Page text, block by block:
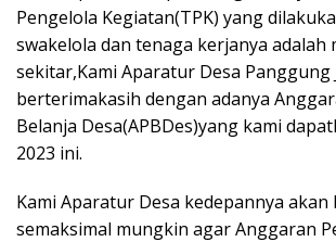
Pengelola Kegiatan(TPK) yang
swakelola dan tenaga kerjanya adalah
sekitar,Kami Aparatur Desa Panggung
berterimakasih dengan adanya
Belanja Desa(APBDes)yang kami
2023 ini.
Kami Aparatur Desa kedepannya akan
semaksimal mungkin agar Anggaran